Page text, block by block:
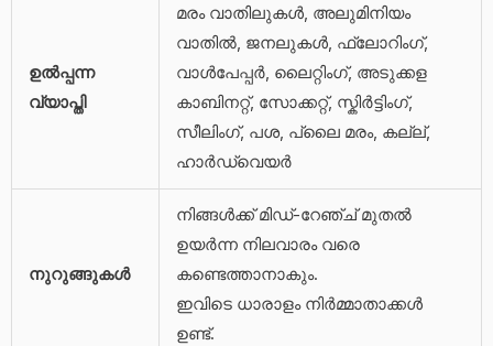
ഉൽപ്പന്ന
വ്യാപ്തി
മരം വാതിലുകൾ, അലുമിനിയം
വാതിൽ, ജനലുകൾ, ഫ്ലോറിംഗ്,
വാൾപേപ്പർ, ലൈറ്റിംഗ്, അടുക്കള
കാബിനറ്റ്, സോക്കറ്റ്, സ്കിർട്ടിംഗ്,
സീലിംഗ്, പശ, പ്ലൈ മരം, കല്ല്,
ഹാർഡ്‌വെയർ
നുറുങ്ങുകൾ
നിങ്ങൾക്ക് മിഡ്-റേഞ്ച് മുതൽ
ഉയർന്ന നിലവാരം വരെ
കണ്ടെത്താനാകും.
ഇവിടെ ധാരാളം നിർമ്മാതാക്കൾ
ഉണ്ട്.